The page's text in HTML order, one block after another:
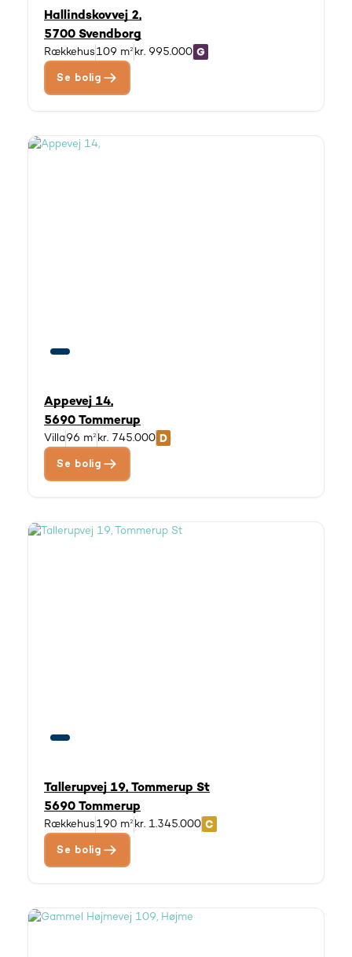
Hallindskovvej 2,
5700 Svendborg
Rækkehus 109 m² kr. 995.000
Se bolig
Appevej 14,
5690 Tommerup
Villa96 m² kr. 745.000
Se bolig
Tallerupvej 19, Tommerup St
5690 Tommerup
Rækkehus 190 m² kr. 1.345.000
Se bolig